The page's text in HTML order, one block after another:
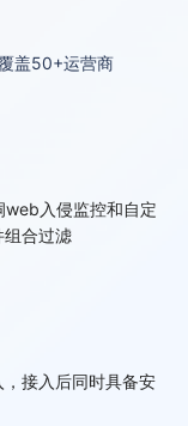
盖50+运营商
web入侵监控和自定
组合过滤
接入后同时具备安